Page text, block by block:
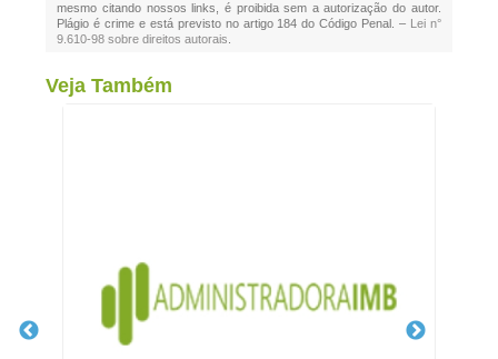
mesmo citando nossos links, é proibida sem a autorização do autor.
Plágio é crime e está previsto no artigo 184 do Código Penal. – Lei n°
9.610-98 sobre direitos autorais
Veja Também